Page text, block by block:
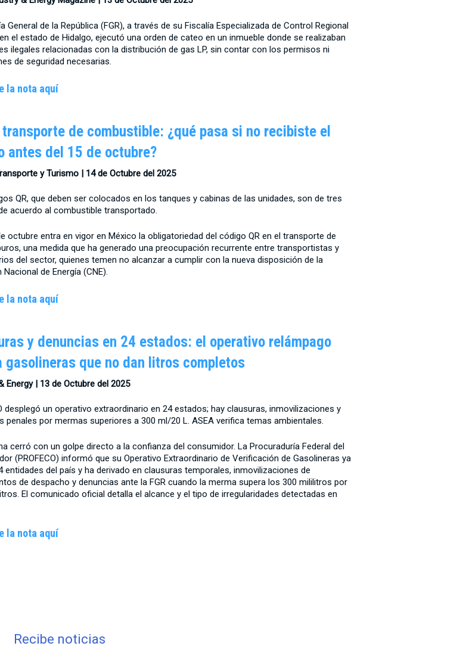
General de la República (FGR), a través de su Fiscalía Especializada de Control Regional
en el estado de Hidalgo, ejecutó una orden de cateo en un inmueble donde se realizaban
ilegales relacionadas con la distribución de gas LP, sin contar con los permisos ni
de seguridad necesarias.
la nota aquí
transporte de combustible: ¿qué pasa si no recibiste el
antes del 15 de octubre?
y Turismo | 14 de Octubre del 2025
QR, que deben ser colocados en los tanques y cabinas de las unidades, son de tres
acuerdo al combustible transportado.
octubre entra en vigor en México la obligatoriedad del código QR en el transporte de
una medida que ha generado una preocupación recurrente entre transportistas y
del sector, quienes temen no alcanzar a cumplir con la nueva disposición de la
de Energía (CNE).
la nota aquí
y denuncias en 24 estados: el operativo relámpago
gasolineras que no dan litros completos
Energy | 13 de Octubre del 2025
desplegó un operativo extraordinario en 24 estados; hay clausuras, inmovilizaciones y
penales por mermas superiores a 300 ml/20 L. ASEA verifica temas ambientales.
cerró con un golpe directo a la confianza del consumidor. La Procuraduría Federal del
(PROFECO) informó que su Operativo Extraordinario de Verificación de Gasolineras ya
entidades del país y ha derivado en clausuras temporales, inmovilizaciones de
de despacho y denuncias ante la FGR cuando la merma supera los 300 mililitros por
El comunicado oficial detalla el alcance y el tipo de irregularidades detectadas en
la nota aquí
Recibe noticias